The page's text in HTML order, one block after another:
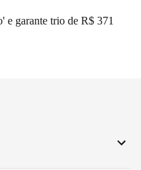
e garante trio de R$ 371